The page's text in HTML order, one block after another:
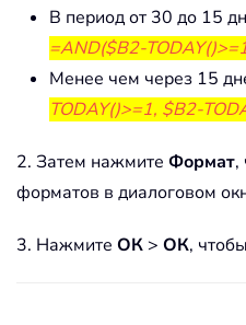
В период от 30 до 15
=AND($B2-
Менее чем через 15
TODAY()>=1, $B2-
2. Затем нажмите Формат,
форматов в диалоговом
3. Нажмите ОК > ОК,